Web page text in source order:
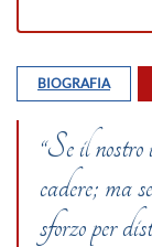
BIOGRAFIA
“Se il
cadere; ma
sforzo per